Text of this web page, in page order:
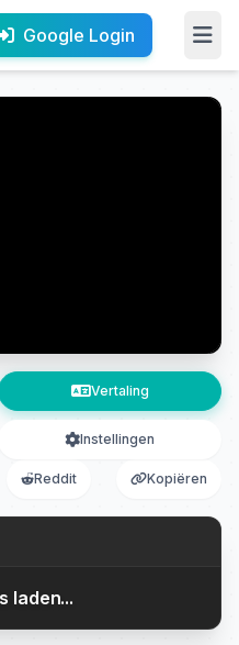
Google Login
Vertaling
Instellingen
Reddit Kopiëren
laden...